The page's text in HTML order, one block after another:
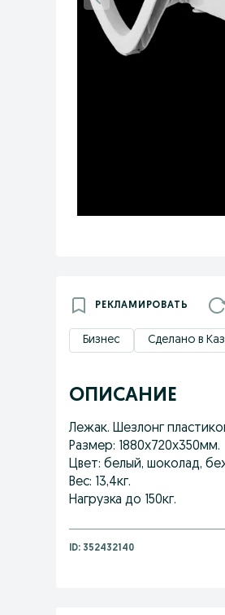
РЕКЛАМИРОВАТЬ
Бизнес Сделано в
ОПИСАНИЕ
Лежак. Шезлонг
Размер: 1880х720х350мм.
Цвет: белый, шоколад,
Вес: 13,4кг.
Нагрузка до 150кг.
ID: 352432140